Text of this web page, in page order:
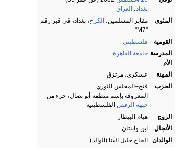
بغداد، العراق
المثوى
مقابر المسلمين، الكرخ، بغداد، في قبر رقم
"M7"
القومية
فلسطيني
المدرسة
الأم
جامعة القاهرة
المهنة
عسكري، مرتزق
الحزب
فتح–المجلس الثوري
المعروفة بإسم منظمة أبو نضال، جزء من
جبهة الرفض الفلسطينية
الزوج
هيام البيطار
الأنجال
ابن وابنتان
الوالدان
الحاج خليل البنا (الوالد)